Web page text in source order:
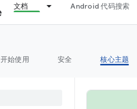
文档 Android 代码搜索
开始使用 安全 核心主题